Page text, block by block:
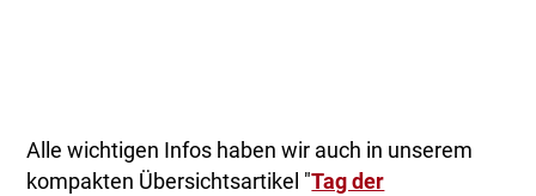
Alle wichtigen Infos haben wir auch in unserem
kompakten Übersichtsartikel "Tag der